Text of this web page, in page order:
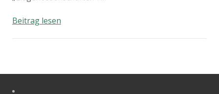
Beitrag lesenNationalfeiertag